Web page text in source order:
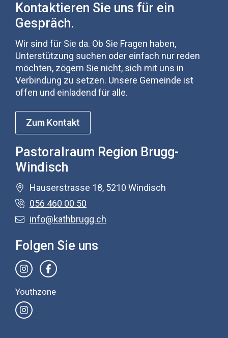
Kontaktieren Sie uns für ein
Gespräch.
Wir sind für Sie da. Ob Sie Fragen haben,
Unterstützung suchen oder einfach nur reden
möchten, zögern Sie nicht, sich mit uns in
Verbindung zu setzen. Unsere Gemeinde ist
offen und einladend für alle.
Zum Kontakt
Pastoralraum Region Brugg-
Windisch
Hauserstrasse 18, 5210 Windisch
056 460 00 50
info@kathbrugg.ch
Folgen Sie uns
Youthzone